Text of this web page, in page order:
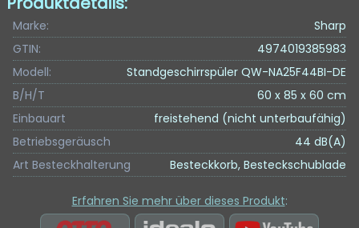
Marke:
Sharp
GTIN:
4974019385983
Modell:
Standgeschirrspüler QW-NA25F44BI-DE
B/H/T
60 x 85 x 60 cm
Einbauart
freistehend (nicht unterbaufähig)
Betriebsgeräusch
44 dB(A)
Art Besteckhalterung
Besteckkorb, Besteckschublade
Erfahren Sie mehr über dieses Produkt: